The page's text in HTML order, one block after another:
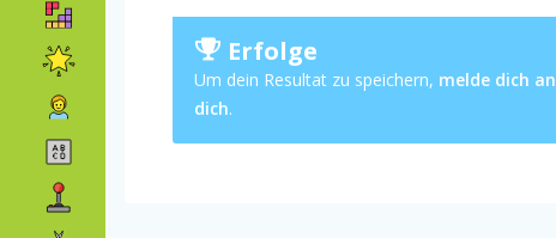
Erfolge
Um dein Resultat zu speichern, melde dich an
dich.